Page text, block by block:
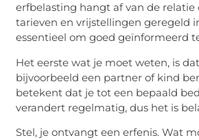
erfbelasting hangt af van de
tarieven en vrijstellingen geregeld
essentieel om goed geïnformeerd
Het eerste wat je moet weten, is
bijvoorbeeld een partner of kind
betekent dat je tot een bepaald
verandert regelmatig, dus het is
Stel, je ontvangt een erfenis. Wat